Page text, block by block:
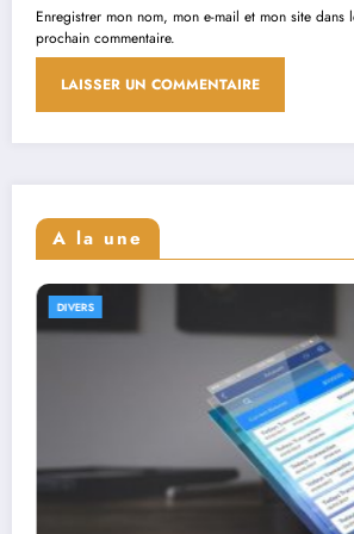
Enregistrer mon nom, mon e-mail et mon site dans
prochain commentaire.
A la une
Interviews de full stack